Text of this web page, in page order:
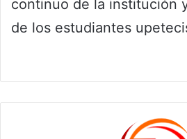
continuo de la institución
de los estudiantes